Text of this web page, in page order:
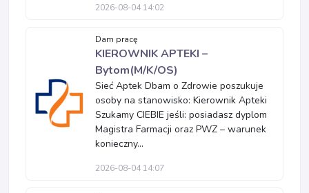
2026-08-04 14:02
Dam pracę
KIEROWNIK APTEKI –
Bytom(M/K/OS)
Sieć Aptek Dbam o Zdrowie poszukuje
osoby na stanowisko: Kierownik Apteki
Szukamy CIEBIE jeśli: posiadasz dyplom
Magistra Farmacji oraz PWZ – warunek
konieczny...
2026-08-04 14:07